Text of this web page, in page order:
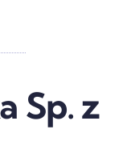
Sp. z